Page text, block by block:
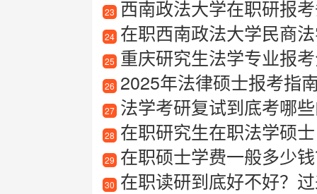
23 西南政法大学在职研报
24 在职西南政法大学民商
25 重庆研究生法学专业报
26 2025年法律硕士报考指
27 法学考研复试到底考哪些
28 在职研究生在职法学硕士
29 在职硕士学费一般多少
30 在职读研到底好不好？